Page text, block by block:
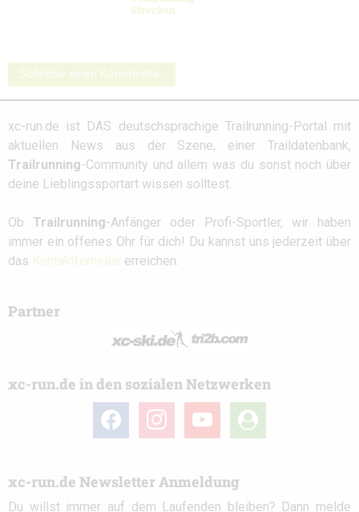
Strecken
Schreibe einen Kommentar
xc-run.de ist DAS deutschsprachige Trailrunning-Portal mit
aktuellen News aus der Szene, einer Traildatenbank,
Trailrunning-Community und allem was du sonst noch über
deine Lieblingssportart wissen solltest.
Ob Trailrunning-Anfänger oder Profi-Sportler, wir haben
immer ein offenes Ohr für dich! Du kannst uns jederzeit über
das Kontaktformular erreichen.
Partner
xc-run.de in den sozialen Netzwerken
facebook instagramyoutube
user-
circle
xc-run.de Newsletter Anmeldung
Du willst immer auf dem Laufenden bleiben? Dann melde